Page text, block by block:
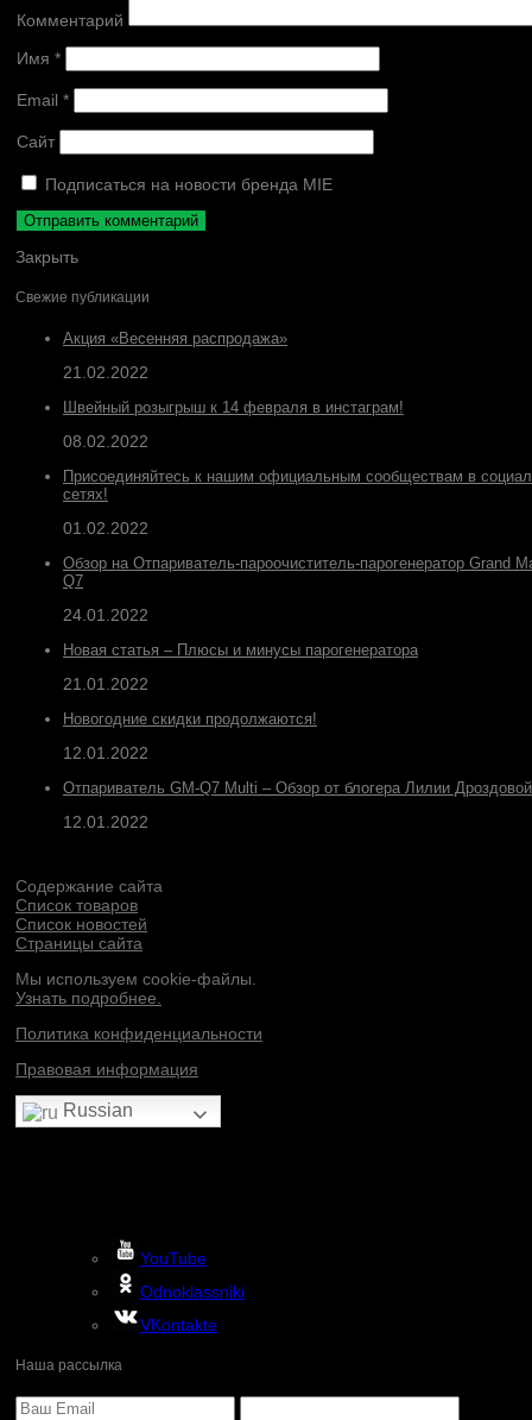
Комментарий
Имя *
Email *
Сайт
Подписаться на новости бренда MIE
Закрыть
Свежие публикации
Акция «Весенняя распродажа»
21.02.2022
Швейный розыгрыш к 14 февраля в инстаграм!
08.02.2022
Присоединяйтесь к нашим официальным сообществам в
сетях!
01.02.2022
Обзор на Отпариватель-пароочиститель-парогенератор Grand
Q7
24.01.2022
Новая статья – Плюсы и минусы парогенератора
21.01.2022
Новогодние скидки продолжаются!
12.01.2022
Отпариватель GM-Q7 Multi – Обзор от блогера Лилии Дроздовой
12.01.2022
Содержание сайта
Список товаров
Список новостей
Страницы сайта
Мы используем cookie-файлы.
Узнать подробнее.
Политика конфиденциальности
Правовая информация
Russian
YouTube
Odnoklassniki
VKontakte
Наша рассылка